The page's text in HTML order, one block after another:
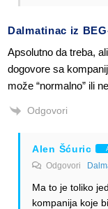
Dalmatinac iz
Apsolutno da treba,
dogovore sa
može “normalno” ili
Odgovori
Alen Šćuric
Odgovori
Ma to je toliko
kompanija koje